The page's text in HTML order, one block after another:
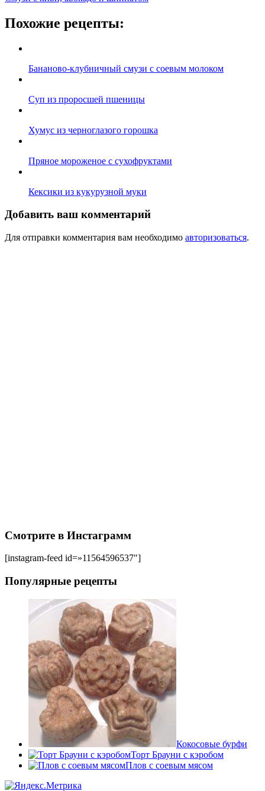
Похожие рецепты:
Бананово-клубничный смузи с соевым молоком
Суп из проросшей пшеницы
Хумус из черноглазого горошка
Пряное мороженое с сухофруктами
Кексики из кукурузной муки
Добавить ваш комментарий
Для отправки комментария вам необходимо авторизоваться.
Смотрите в Инстаграмм
[instagram-feed id=»11564596537″]
Популярные рецепты
Кокосовые бурфи
Торт Брауни с кэробом
Плов с соевым мясом